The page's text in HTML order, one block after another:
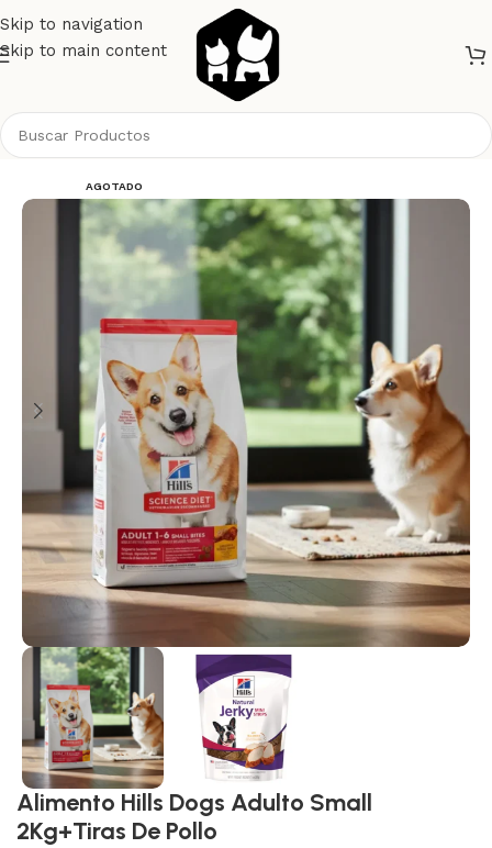
Skip to navigation
Skip to main content
AGOTADO
Alimento Hills Dogs Adulto Small
2Kg+Tiras De Pollo